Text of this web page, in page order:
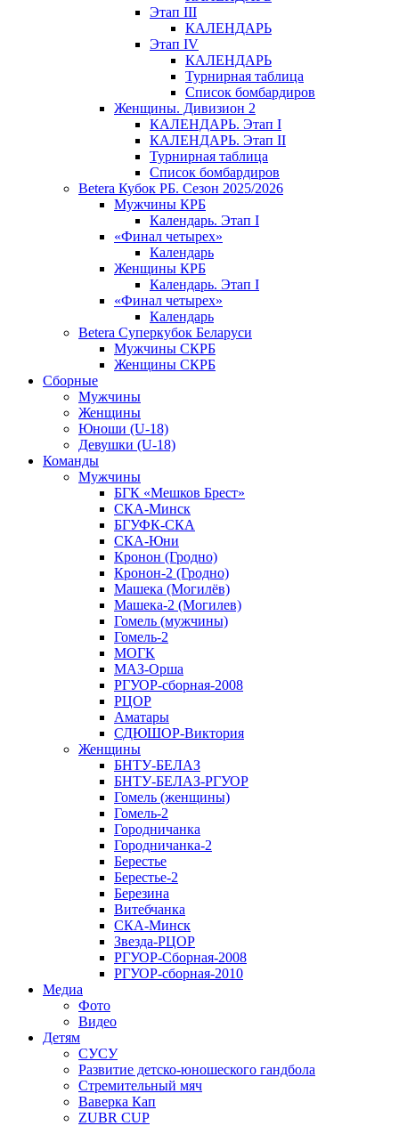
Этап III
КАЛЕНДАРЬ
Этап IV
КАЛЕНДАРЬ
Турнирная таблица
Список бомбардиров
Женщины. Дивизион 2
КАЛЕНДАРЬ. Этап I
КАЛЕНДАРЬ. Этап II
Турнирная таблица
Список бомбардиров
Betera Кубок РБ. Сезон 2025/2026
Мужчины КРБ
Календарь. Этап I
«Финал четырех»
Календарь
Женщины КРБ
Календарь. Этап I
«Финал четырех»
Календарь
Betera Суперкубок Беларуси
Мужчины СКРБ
Женщины СКРБ
Сборные
Мужчины
Женщины
Юноши (U-18)
Девушки (U-18)
Команды
Мужчины
БГК «Мешков Брест»
СКА-Минск
БГУФК-СКА
СКА-Юни
Кронон (Гродно)
Кронон-2 (Гродно)
Машека (Могилёв)
Машека-2 (Могилев)
Гомель (мужчины)
Гомель-2
МОГК
МАЗ-Орша
РГУОР-сборная-2008
РЦОР
Аматары
СДЮШОР-Виктория
Женщины
БНТУ-БЕЛАЗ
БНТУ-БЕЛАЗ-РГУОР
Гомель (женщины)
Гомель-2
Городничанка
Городничанка-2
Берестье
Берестье-2
Березина
Витебчанка
СКА-Минск
Звезда-РЦОР
РГУОР-Сборная-2008
РГУОР-сборная-2010
Медиа
Фото
Видео
Детям
СУСУ
Развитие детско-юношеского гандбола
Стремительный мяч
Ваверка Кап
ZUBR CUP